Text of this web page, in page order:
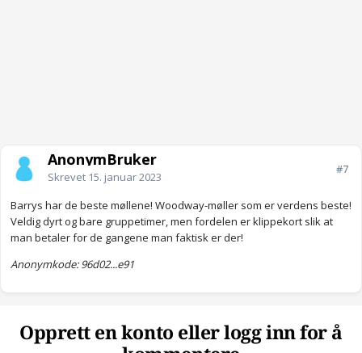
AnonymBruker
Skrevet 15. januar 2023
#7
Barrys har de beste møllene! Woodway-møller som er verdens beste!
Veldig dyrt og bare gruppetimer, men fordelen er klippekort slik at
man betaler for de gangene man faktisk er der!
Anonymkode: 96d02...e91
Opprett en konto eller logg inn for å